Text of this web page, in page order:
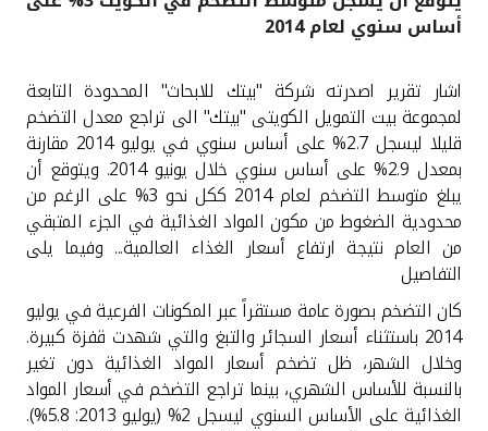
القنوات المصرفية
أدوات وخدمات
خدمات ما بعد البيع
اتصل بنا
مواقع الفروع وأجهزة الصرف الآلي
ألمانيا
أساس سنوي لعام 2014
اشار تقرير اصدرته شركة "بيتك للابحاث" المحدودة التابعة
لمجموعة بيت التمويل الكويتى "بيتك" الى تراجع معدل التضخم
قليلا ليسجل 2.7% على أساس سنوي في يوليو 2014 مقارنة
بمعدل 2.9% على أساس سنوي خلال يونيو 2014. ويتوقع أن
يبلغ متوسط التضخم لعام 2014 ككل نحو 3% على الرغم من
محدودية الضغوط من مكون المواد الغذائية في الجزء المتبقي
من العام نتيجة ارتفاع أسعار الغذاء العالمية... وفيما يلى
التفاصيل
كان التضخم بصورة عامة مستقراً عبر المكونات الفرعية في يوليو
2014 باستثناء أسعار السجائر والتبغ والتي شهدت قفزة كبيرة.
وخلال الشهر، ظل تضخم أسعار المواد الغذائية دون تغير
بالنسبة للأساس الشهري، بينما تراجع التضخم في أسعار المواد
الغذائية على الأساس السنوي ليسجل 2% (يوليو 2013: 5.8%).